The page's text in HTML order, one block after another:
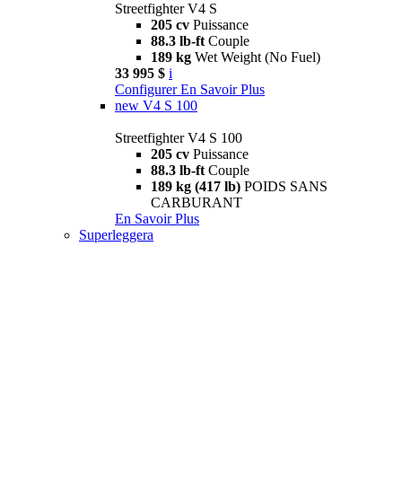
Streetfighter V4 S
205 cv Puissance
88.3 lb-ft Couple
189 kg Wet Weight (No Fuel)
33 995 $ i
Configurer En Savoir Plus
new V4 S 100
Streetfighter V4 S 100
205 cv Puissance
88.3 lb-ft Couple
189 kg (417 lb) POIDS SANS
CARBURANT
En Savoir Plus
Superleggera